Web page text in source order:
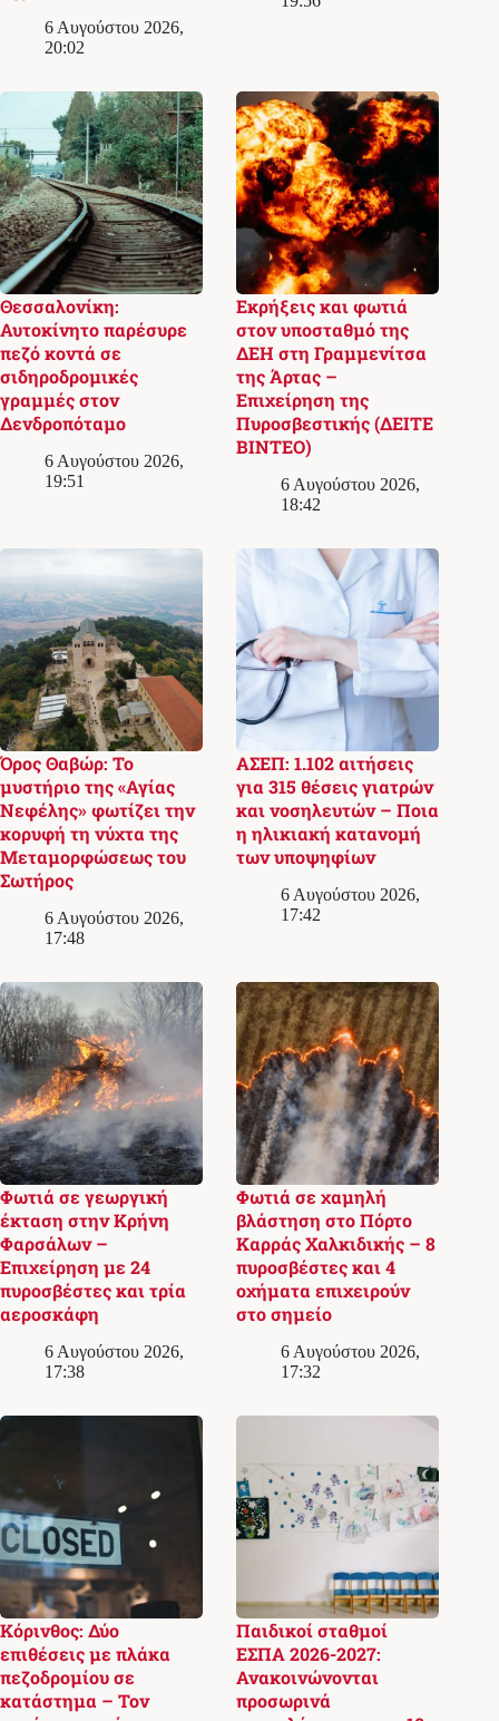
6 Αυγούστου 2026,
20:02
Θεσσαλονίκη:
Αυτοκίνητο παρέσυρε
πεζό κοντά σε
σιδηροδρομικές
γραμμές στον
Δενδροπόταμο
6 Αυγούστου 2026,
19:51
Εκρήξεις και φωτιά
στον υποσταθμό της
ΔΕΗ στη Γραμμενίτσα
της Άρτας –
Επιχείρηση της
Πυροσβεστικής (ΔΕΙΤΕ
ΒΙΝΤΕΟ)
6 Αυγούστου 2026,
18:42
Όρος Θαβώρ: Το
μυστήριο της «Αγίας
Νεφέλης» φωτίζει την
κορυφή τη νύχτα της
Μεταμορφώσεως του
Σωτήρος
6 Αυγούστου 2026,
17:48
ΑΣΕΠ: 1.102 αιτήσεις
για 315 θέσεις γιατρών
και νοσηλευτών – Ποια
η ηλικιακή κατανομή
των υποψηφίων
6 Αυγούστου 2026,
17:42
Φωτιά σε γεωργική
έκταση στην Κρήνη
Φαρσάλων –
Επιχείρηση με 24
πυροσβέστες και τρία
αεροσκάφη
6 Αυγούστου 2026,
17:38
Φωτιά σε χαμηλή
βλάστηση στο Πόρτο
Καρράς Χαλκιδικής – 8
πυροσβέστες και 4
οχήματα επιχειρούν
στο σημείο
6 Αυγούστου 2026,
17:32
Κόρινθος: Δύο
επιθέσεις με πλάκα
πεζοδρομίου σε
κατάστημα – Τον
Παιδικοί σταθμοί
ΕΣΠΑ 2026-2027:
Ανακοινώνονται
προσωρινά